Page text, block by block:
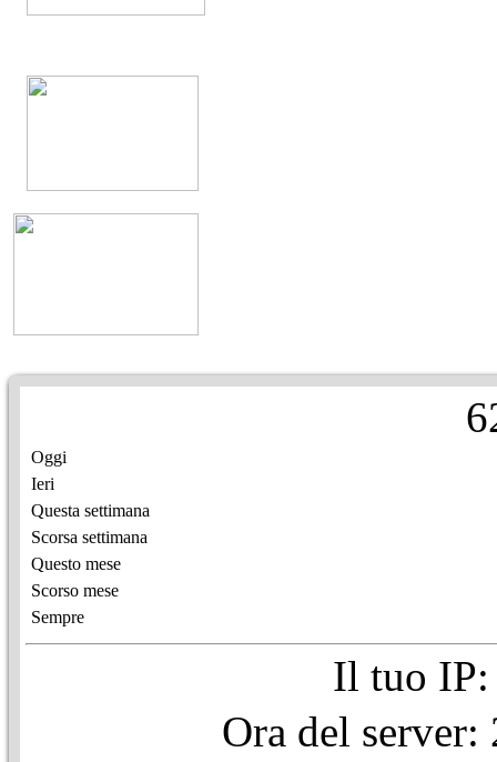
6
Oggi
Ieri
Questa settimana
Scorsa settimana
Questo mese
Scorso mese
Sempre
Il tuo IP:
Ora del